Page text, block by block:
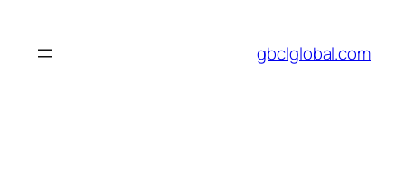
المحتوى
gbclglobal.com